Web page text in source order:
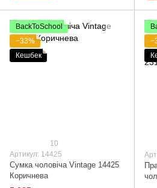
BackToSchool
−33%
Кешбек
10
Артикул: 14425
Сумка чоловіча Vintage 14425
Коричнева